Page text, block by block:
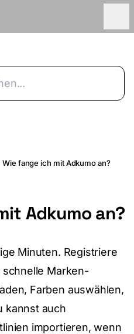
Wie fange ich mit Adkumo an?
Adkumo an?
Minuten. Registriere
Marken-
Farben auswählen,
kannst auch
importieren, wenn